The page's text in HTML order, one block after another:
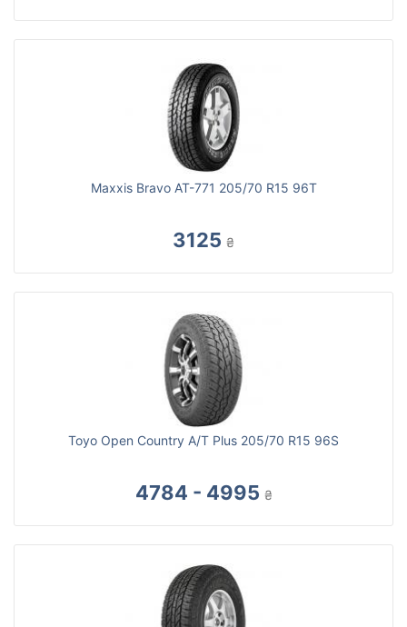
Maxxis Bravo AT-771 205/70 R15 96T
3125 ₴
Toyo Open Country A/T Plus 205/70 R15 96S
4784 - 4995 ₴